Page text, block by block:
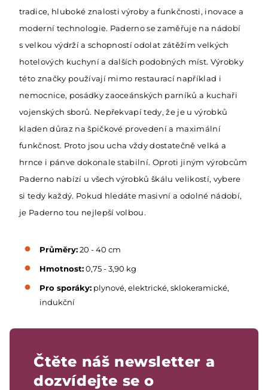
tradice, hluboké znalosti výroby a funkčnosti, inovace a
moderní technologie. Paderno se zaměřuje na nádobí
s velkou výdrží a schopností odolat zátěžím velkých
hotelových kuchyní a dalších podobných míst. Výrobky
této značky používají mimo restaurací například i
nemocnice, posádky zaoceánských parníků a kuchaři
vojenských sborů. Nepřekvapí tedy, že je u výrobků
kladen důraz na špičkové provedení a maximální
funkčnost. Proto jsou ucha vždy dostatečně velká a
hrnce i pánve dokonale stabilní. Oproti jiným výrobcům
Paderno nabízí u všech výrobků škálu velikostí, vybere
si tedy každý. Pokud hledáte masivní a odolné nádobí,
je Paderno tou nejlepší volbou.
Průměry:20 - 40 cm
Hmotnost:0,75 - 3,90 kg
Pro sporáky: plynové, elektrické, sklokeramické,
indukční
Čtěte náš newsletter a
dozvídejte se o